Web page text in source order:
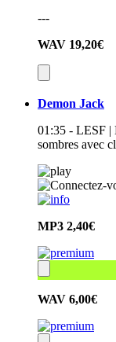
---
WAV 19,20€
Demon Jack
01:35 - LESF |
sombres avec
MP3 2,40€
WAV 6,00€